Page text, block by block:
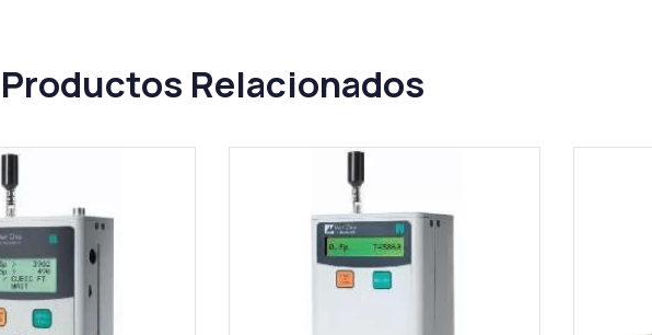
Productos Relacionados